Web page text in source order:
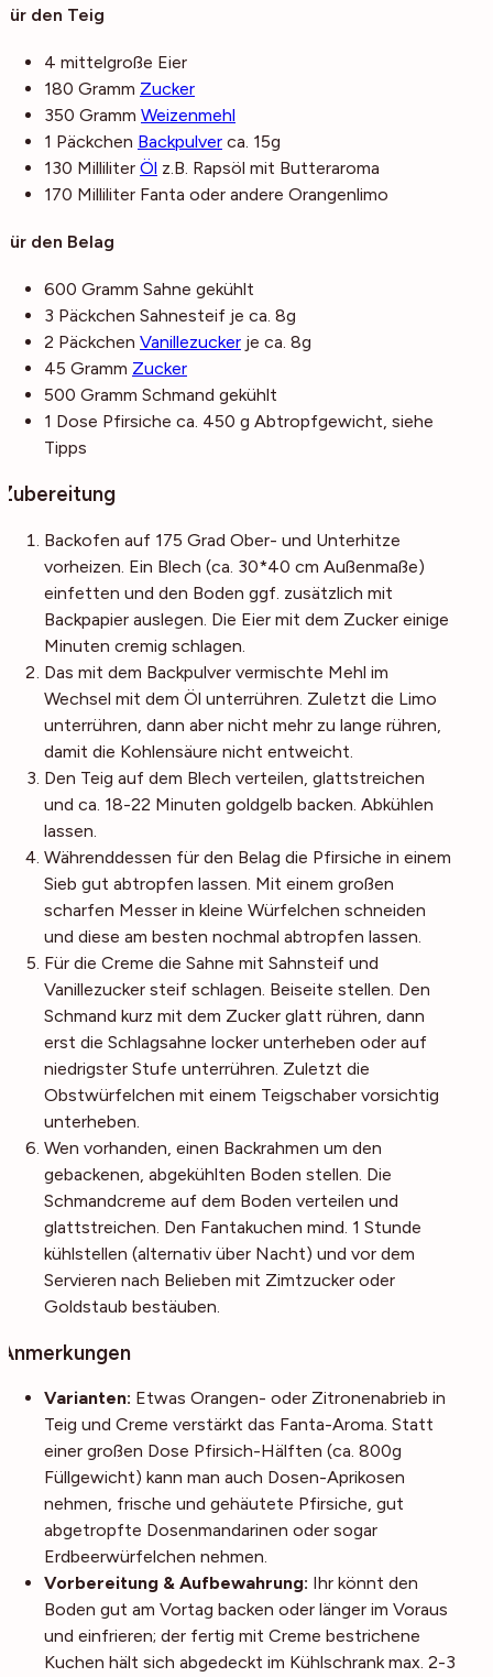
Für den Teig
4 mittelgroße Eier
180 Gramm Zucker
350 Gramm Weizenmehl
1 Päckchen Backpulver ca. 15g
130 Milliliter Öl z.B. Rapsöl mit Butteraroma
170 Milliliter Fanta oder andere Orangenlimo
Für den Belag
600 Gramm Sahne gekühlt
3 Päckchen Sahnesteif je ca. 8g
2 Päckchen Vanillezucker je ca. 8g
45 Gramm Zucker
500 Gramm Schmand gekühlt
1 Dose Pfirsiche ca. 450 g Abtropfgewicht, siehe
Tipps
Zubereitung
Backofen auf 175 Grad Ober- und Unterhitze
vorheizen. Ein Blech (ca. 30*40 cm Außenmaße)
einfetten und den Boden ggf. zusätzlich mit
Backpapier auslegen. Die Eier mit dem Zucker einige
Minuten cremig schlagen.
Das mit dem Backpulver vermischte Mehl im
Wechsel mit dem Öl unterrühren. Zuletzt die Limo
unterrühren, dann aber nicht mehr zu lange rühren,
damit die Kohlensäure nicht entweicht.
Den Teig auf dem Blech verteilen, glattstreichen
und ca. 18-22 Minuten goldgelb backen. Abkühlen
lassen.
Währenddessen für den Belag die Pfirsiche in einem
Sieb gut abtropfen lassen. Mit einem großen
scharfen Messer in kleine Würfelchen schneiden
und diese am besten nochmal abtropfen lassen.
Für die Creme die Sahne mit Sahnsteif und
Vanillezucker steif schlagen. Beiseite stellen. Den
Schmand kurz mit dem Zucker glatt rühren, dann
erst die Schlagsahne locker unterheben oder auf
niedrigster Stufe unterrühren. Zuletzt die
Obstwürfelchen mit einem Teigschaber vorsichtig
unterheben.
Wen vorhanden, einen Backrahmen um den
gebackenen, abgekühlten Boden stellen. Die
Schmandcreme auf dem Boden verteilen und
glattstreichen. Den Fantakuchen mind. 1 Stunde
kühlstellen (alternativ über Nacht) und vor dem
Servieren nach Belieben mit Zimtzucker oder
Goldstaub bestäuben.
Anmerkungen
Varianten: Etwas Orangen- oder Zitronenabrieb in
Teig und Creme verstärkt das Fanta-Aroma. Statt
einer großen Dose Pfirsich-Hälften (ca. 800g
Füllgewicht) kann man auch Dosen-Aprikosen
nehmen, frische und gehäutete Pfirsiche, gut
abgetropfte Dosenmandarinen oder sogar
Erdbeerwürfelchen nehmen.
Vorbereitung & Aufbewahrung: Ihr könnt den
Boden gut am Vortag backen oder länger im Voraus
und einfrieren; der fertig mit Creme bestrichene
Kuchen hält sich abgedeckt im Kühlschrank max. 2-3